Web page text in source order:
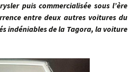
puis commercialisée sous l’ère
entre deux autres voitures du
indéniables de la Tagora, la voiture